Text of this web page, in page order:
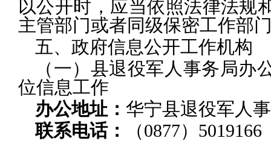
以公开时，应当依照法律法规
主管部门或者同级保密工作部
五、政府信息公开工作机构
（一）县退役军人事务局办
位信息工作
办公地址： 华宁县退役军人
联系电话：
（0877）5019166